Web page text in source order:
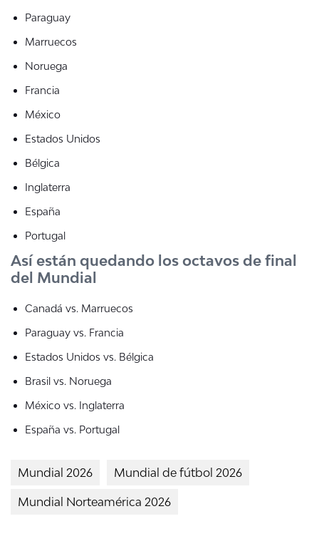
Paraguay
Marruecos
Noruega
Francia
México
Estados Unidos
Bélgica
Inglaterra
España
Portugal
Así están quedando los octavos de final
del Mundial
Canadá vs. Marruecos
Paraguay vs. Francia
Estados Unidos vs. Bélgica
Brasil vs. Noruega
México vs. Inglaterra
España vs. Portugal
Mundial 2026 Mundial de fútbol 2026
Mundial Norteamérica 2026